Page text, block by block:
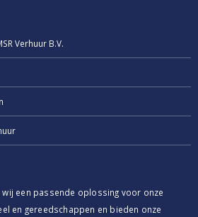
Verhuur B.V.
een passende oplossing voor onze
en gereedschappen en bieden onze